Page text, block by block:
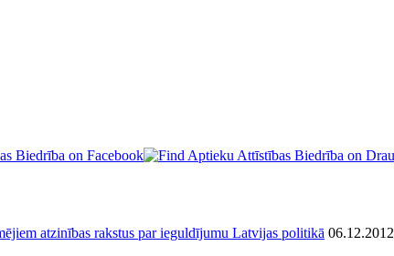
atzinības rakstus par ieguldījumu Latvijas politikā 06.12.2012